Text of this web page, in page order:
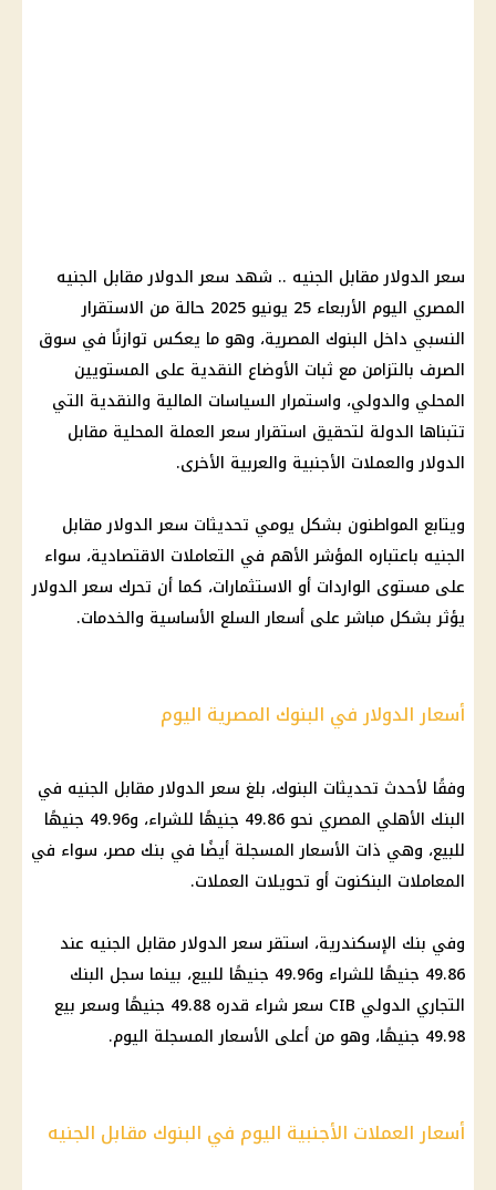
سعر الدولار مقابل الجنيه .. شهد سعر الدولار مقابل الجنيه
المصري اليوم الأربعاء 25 يونيو 2025 حالة من الاستقرار
النسبي داخل البنوك المصرية، وهو ما يعكس توازنًا في سوق
الصرف بالتزامن مع ثبات الأوضاع النقدية على المستويين
المحلي والدولي، واستمرار السياسات المالية والنقدية التي
تتبناها الدولة لتحقيق استقرار سعر العملة المحلية مقابل
الدولار والعملات الأجنبية والعربية الأخرى.
ويتابع المواطنون بشكل يومي تحديثات سعر الدولار مقابل
الجنيه باعتباره المؤشر الأهم في التعاملات الاقتصادية، سواء
على مستوى الواردات أو الاستثمارات، كما أن تحرك سعر الدولار
يؤثر بشكل مباشر على أسعار السلع الأساسية والخدمات.
أسعار الدولار في البنوك المصرية اليوم
وفقًا لأحدث تحديثات البنوك، بلغ سعر الدولار مقابل الجنيه في
البنك الأهلي المصري نحو 49.86 جنيهًا للشراء، و49.96 جنيهًا
للبيع، وهي ذات الأسعار المسجلة أيضًا في بنك مصر، سواء في
المعاملات البنكنوت أو تحويلات العملات.
وفي بنك الإسكندرية، استقر سعر الدولار مقابل الجنيه عند
49.86 جنيهًا للشراء و49.96 جنيهًا للبيع، بينما سجل البنك
التجاري الدولي CIB سعر شراء قدره 49.88 جنيهًا وسعر بيع
49.98 جنيهًا، وهو من أعلى الأسعار المسجلة اليوم.
أسعار العملات الأجنبية اليوم في البنوك مقابل الجنيه